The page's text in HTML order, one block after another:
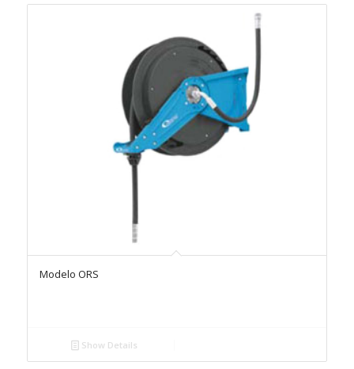
Modelo ORS
Show Details